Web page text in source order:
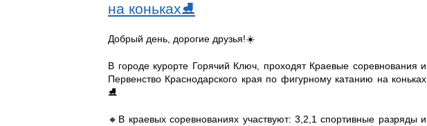
на коньках⛸️
Добрый день, дорогие друзья!☀️
В городе курорте Горячий Ключ, проходят Краевые соревнования и
Первенство Краснодарского края по фигурному катанию на коньках
⛸️
🔸В краевых соревнованиях участвуют: 3,2,1 спортивные разряды и